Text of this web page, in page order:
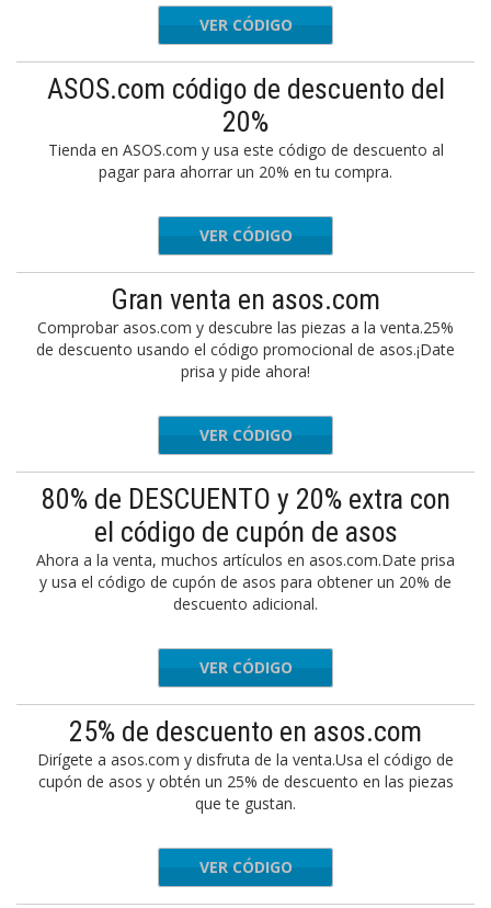
NALSALE
VER CÓDIGO
ASOS.com código de descuento del
20%
Tienda en ASOS.com y usa este código de descuento al
pagar para ahorrar un 20% en tu compra.
LLOASOS
VER CÓDIGO
Gran venta en asos.com
Comprobar asos.com y descubre las piezas a la venta.25%
de descuento usando el código promocional de asos.¡Date
prisa y pide ahora!
ESTYLES
VER CÓDIGO
80% de DESCUENTO y 20% extra con
el código de cupón de asos
Ahora a la venta, muchos artículos en asos.com.Date prisa
y usa el código de cupón de asos para obtener un 20% de
descuento adicional.
VESALES
VER CÓDIGO
25% de descuento en asos.com
Dirígete a asos.com y disfruta de la venta.Usa el código de
cupón de asos y obtén un 25% de descuento en las piezas
que te gustan.
WARM
VER CÓDIGO